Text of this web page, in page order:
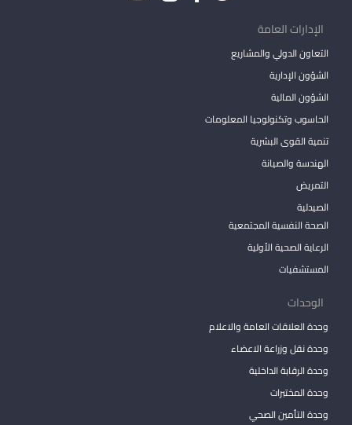
الإدارات العامة
التعاون الدولي والمشاريع
الشؤون الإدارية
الشؤون المالية
الحاسوب وتكنولوجيا المعلومات
تنمية القوى البشرية
الهندسة والصيانة
التمريض
الصيدلية
الصحة النفسية المجتمعية
الرعاية الصحية الأولية
المستشفيات
الوحدات
وحدة العلاقات العامة والاعلام
وحدة نقل وزراعة الاعضاء
وحدة الرقابة الداخلية
وحدة المختبرات
وحدة التأمين الصحي